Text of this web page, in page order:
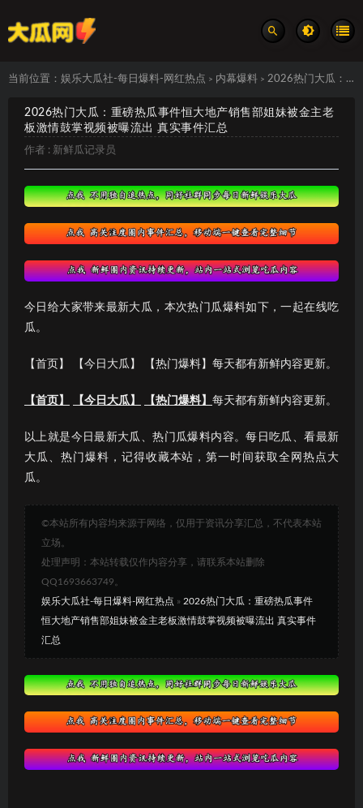
当前位置： 娱乐大瓜社-每日爆料-网红热点 > 内幕爆料 > 2026热门大瓜：重磅热瓜事件恒大地产销售部姐妹被金主老板激情鼓掌视频被曝流出 真实事件汇总
2026热门大瓜：重磅热瓜事件恒大地产销售部姐妹被金主老
板激情鼓掌视频被曝流出 真实事件汇总
作者 : 新鲜瓜记录员
今日给大家带来最新大瓜，本次热门瓜爆料如下，一起在线吃
瓜。
【首页】 【今日大瓜】 【热门爆料】每天都有新鲜内容更新。
【首页】 【今日大瓜】 【热门爆料】 每天都有新鲜内容更新。
以上就是今日最新大瓜、热门瓜爆料内容。每日吃瓜、看最新
大瓜、热门爆料，记得收藏本站，第一时间获取全网热点大
瓜。
©本站所有内容均来源于网络，仅用于资讯分享汇总，不代表本站
立场。
处理声明：本站转载仅作内容分享，请联系本站删除
QQ1693663749。
娱乐大瓜社-每日爆料-网红热点 » 2026热门大瓜：重磅热瓜事件
恒大地产销售部姐妹被金主老板激情鼓掌视频被曝流出 真实事件
汇总